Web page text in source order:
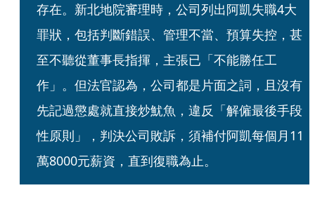
存在。新北地院審理時，公司列出阿凱失職4大
罪狀，包括判斷錯誤、管理不當、預算失控，甚
至不聽從董事長指揮，主張已「不能勝任工
作」。但法官認為，公司都是片面之詞，且沒有
先記過懲處就直接炒魷魚，違反「解僱最後手段
性原則」，判決公司敗訴，須補付阿凱每個月11
萬8000元薪資，直到復職為止。